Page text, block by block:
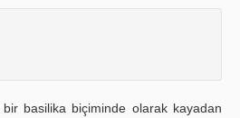
basilika biçiminde olarak kayadan